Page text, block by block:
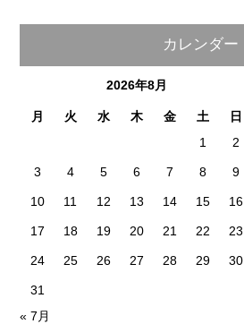
カレンダー
2026年8月
月 火 水 木 金 土
日
1
2
3 4 5 6 7 8 9
10 11 12 13 14 15 16
17 18 19 20 21 22 23
24 25 26 27 28 29 30
31
« 7月